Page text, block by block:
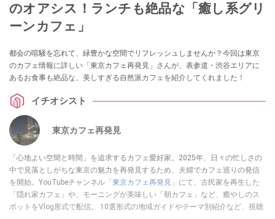
のオアシス！ランチも絶品な「癒し系グリ
ーンカフェ」
都会の喧騒を忘れて、緑豊かな空間でリフレッシュしませんか？今回は東京
のカフェ情報に詳しい「東京カフェ再発見」さんが、表参道・渋谷エリアに
あるお食事も絶品な、美しすぎる自然派カフェを紹介してくれました！
イチオシスト
東京カフェ再発見
「心地よい空間と時間」を追求するカフェ愛好家。2025年、日々の忙しさの
中で見落としがちな東京の魅力を再発見するため、夫婦でカフェ巡りの発信
を開始。YouTubeチャンネル「 東京カフェ再発見 」にて、古民家を再生した
「隠れ家カフェ」や、モーニングが美味しい「朝カフェ」など、癒やしのス
ポットをVlog形式で配信。 10選形式の地域ガイドやテーマ別紹介など、視聴